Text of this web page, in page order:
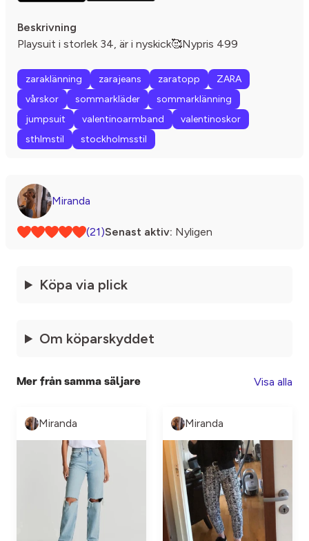
Beskrivning
Playsuit i storlek 34, är i nyskick🥰Nypris 499
zaraklänning zarajeans zaratopp
ZARA
vårskor
sommarkläder
sommarklänning
jumpsuit
valentinoarmband
valentinoskor
sthlmstil
stockholmsstil
Miranda
(21)Senast aktiv: Nyligen
Köpa via plick
Om köparskyddet
Mer från samma säljare Visa alla
Miranda Miranda